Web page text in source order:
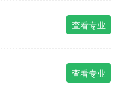
查看专业
查看专业